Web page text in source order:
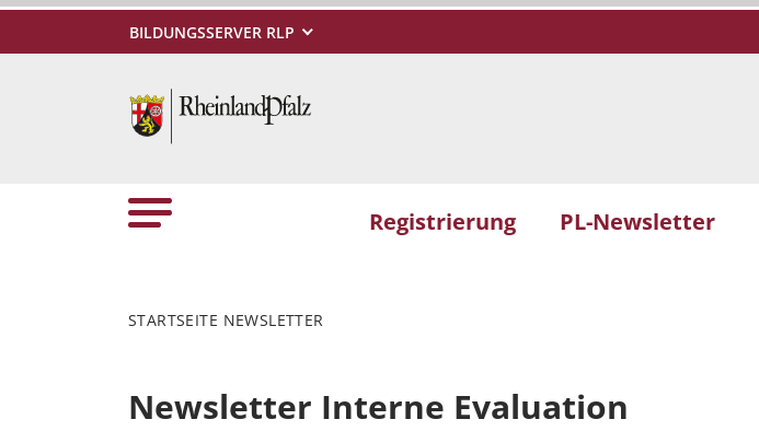
BILDUNGSSERVER RLP
Registrierung PL-Newsletter
STARTSEITE NEWSLETTER
Newsletter Interne Evaluation